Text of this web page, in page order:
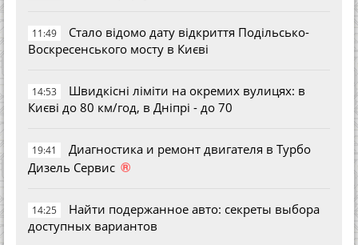
11:49
Стало відомо дату відкриття Подільсько-
Воскресенського мосту в Києві
14:53
Швидкісні ліміти на окремих вулицях: в
Києві до 80 км/год, в Дніпрі - до 70
19:41
Диагностика и ремонт двигателя в Турбо
Дизель Сервис ®
14:25
Найти подержанное авто: секреты выбора
доступных вариантов